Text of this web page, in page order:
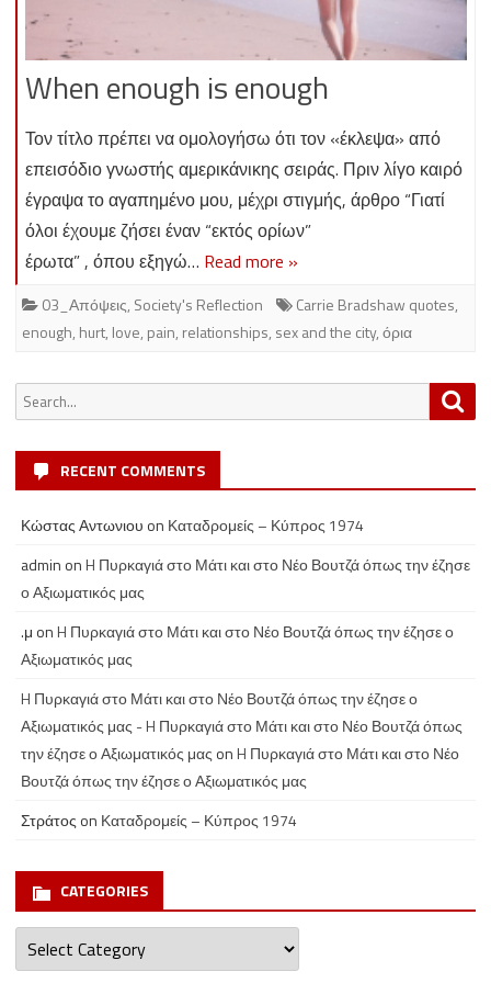
When enough is enough
Τον τίτλο πρέπει να ομολογήσω ότι τον «έκλεψα» από
επεισόδιο γνωστής αμερικάνικης σειράς. Πριν λίγο καιρό
έγραψα το αγαπημένο μου, μέχρι στιγμής, άρθρο “Γιατί
όλοι έχουμε ζήσει έναν “εκτός ορίων”
έρωτα” , όπου εξηγώ… Read more »
03_Απόψεις, Society's Reflection Carrie Bradshaw quotes,
enough, hurt, love, pain, relationships, sex and the city,όρια
Search
for:
RECENT COMMENTS
Κώστας Αντωνιου on Καταδρομείς – Κύπρος 1974
admin onH Πυρκαγιά στο Μάτι και στο Νέο Βουτζά όπως την έζησε
ο Αξιωματικός μας
.μ onH Πυρκαγιά στο Μάτι και στο Νέο Βουτζά όπως την έζησε ο
Αξιωματικός μας
H Πυρκαγιά στο Μάτι και στο Νέο Βουτζά όπως την έζησε ο
Αξιωματικός μας - H Πυρκαγιά στο Μάτι και στο Νέο Βουτζά όπως
την έζησε ο Αξιωματικός μαςonH Πυρκαγιά στο Μάτι και στο Νέο
Βουτζά όπως την έζησε ο Αξιωματικός μας
Στράτοςon Καταδρομείς – Κύπρος 1974
CATEGORIES
Categories